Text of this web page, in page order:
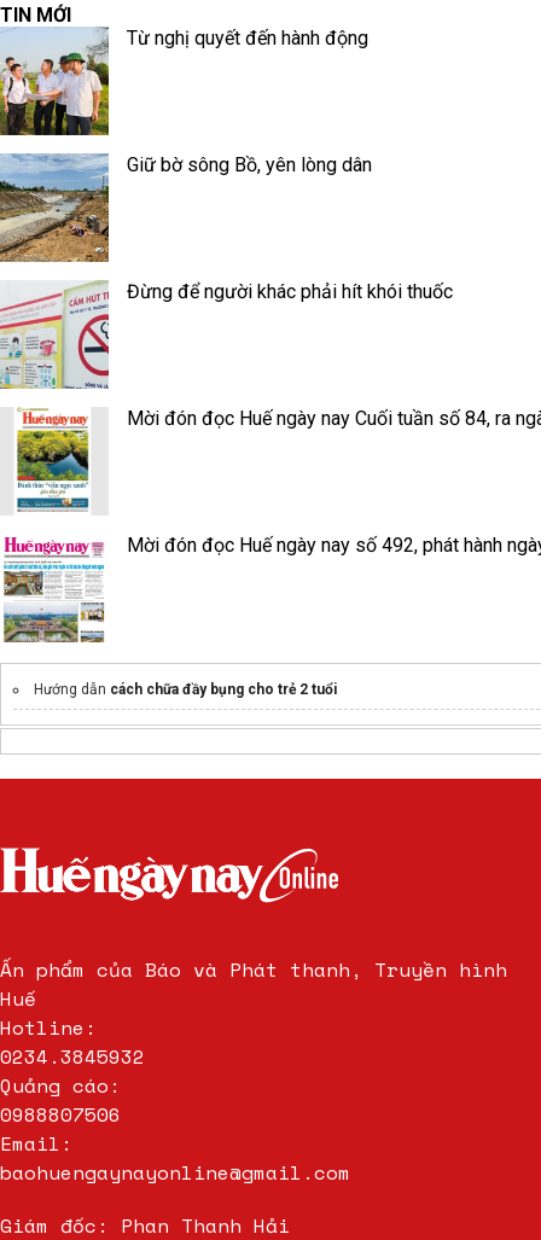
TIN MỚI
Từ nghị quyết đến hành động
Giữ bờ sông Bồ, yên lòng dân
Đừng để người khác phải hít khói thuốc
Mời đón đọc Huế ngày nay Cuối tuần số 84, ra
Mời đón đọc Huế ngày nay số 492, phát hành
Hướng dẫn cách chữa đầy bụng cho trẻ 2 tuổi
Ấn phẩm của Báo và Phát thanh, Truyền hình
Huế
Hotline:
0234.3845932
Quảng cáo:
0988807506
Email:
baohuengaynayonline@gmail.com
Giám đốc: Phan Thanh Hải